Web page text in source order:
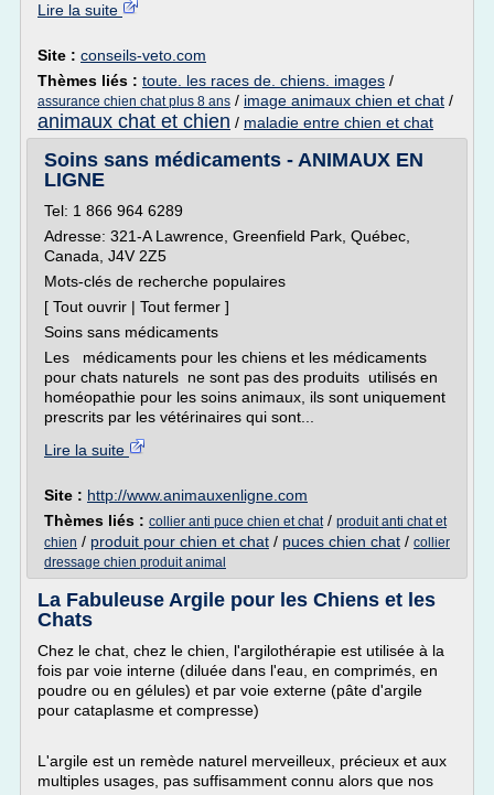
Lire la suite
Site : conseils-veto.com
Thèmes liés : toute. les races de. chiens. images /
assurance chien chat plus 8 ans / image animaux chien et chat /
animaux chat et chien / maladie entre chien et chat
Soins sans médicaments - ANIMAUX EN
LIGNE
Tel: 1 866 964 6289
Adresse: 321-A Lawrence, Greenfield Park, Québec,
Canada, J4V 2Z5
Mots-clés de recherche populaires
[ Tout ouvrir | Tout fermer ]
Soins sans médicaments
Les médicaments pour les chiens et les médicaments
pour chats naturels ne sont pas des produits utilisés en
homéopathie pour les soins animaux, ils sont uniquement
prescrits par les vétérinaires qui sont...
Lire la suite
Site : http://www.animauxenligne.com
Thèmes liés : collier anti puce chien et chat/ produit anti chat et
chien / produit pour chien et chat / puces chien chat / collier
dressage chien produit animal
La Fabuleuse Argile pour les Chiens et les
Chats
Chez le chat, chez le chien, l'argilothérapie est utilisée à la
fois par voie interne (diluée dans l'eau, en comprimés, en
poudre ou en gélules) et par voie externe (pâte d'argile
pour cataplasme et compresse)
L'argile est un remède naturel merveilleux, précieux et aux
multiples usages, pas suffisamment connu alors que nos